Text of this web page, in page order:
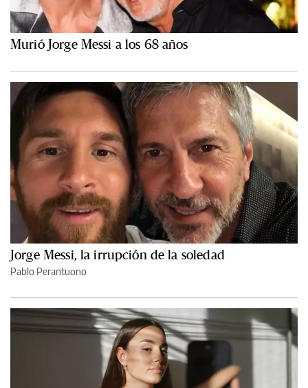
Murió Jorge Messi a los 68 años
Jorge Messi, la irrupción de la soledad
Pablo Perantuono